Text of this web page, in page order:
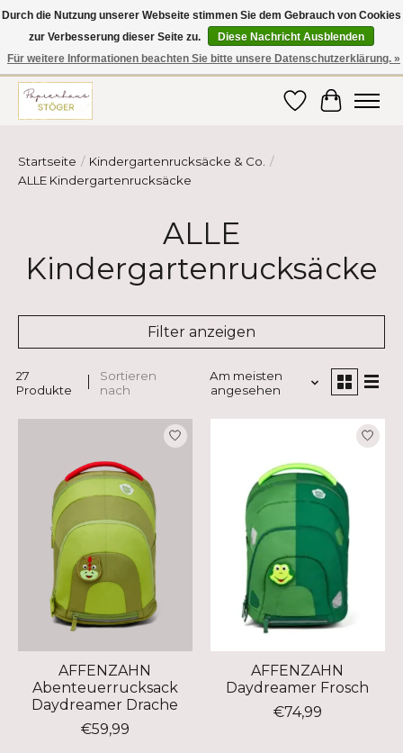
Hier finden Sie hochwertige Produkte im Bereich Schule, Büro, Papier,
Schreiben und vieles mehr! Erhalten Sie Ihre Bestellung bequem nach
Hause oder ins Büro geliefert!
Wunschzettel
Ihr
Startseite / Kindergartenrucksäcke & Co. /
ALLE Kindergartenrucksäcke
ALLE
Kindergartenrucksäcke
Filter anzeigen
27
Produkte
Sortieren
nach
Am meisten
angesehen
AFFENZAHN
Abenteuerrucksack
Daydreamer Drache
€59,99
AFFENZAHN
Daydreamer Frosch
€74,99
Durch die Nutzung unserer Webseite stimmen Sie dem Gebrauch von Cookies
zur Verbesserung dieser Seite zu.
Diese Nachricht Ausblenden
Für weitere Informationen beachten Sie bitte unsere Datenschutzerklärung. »